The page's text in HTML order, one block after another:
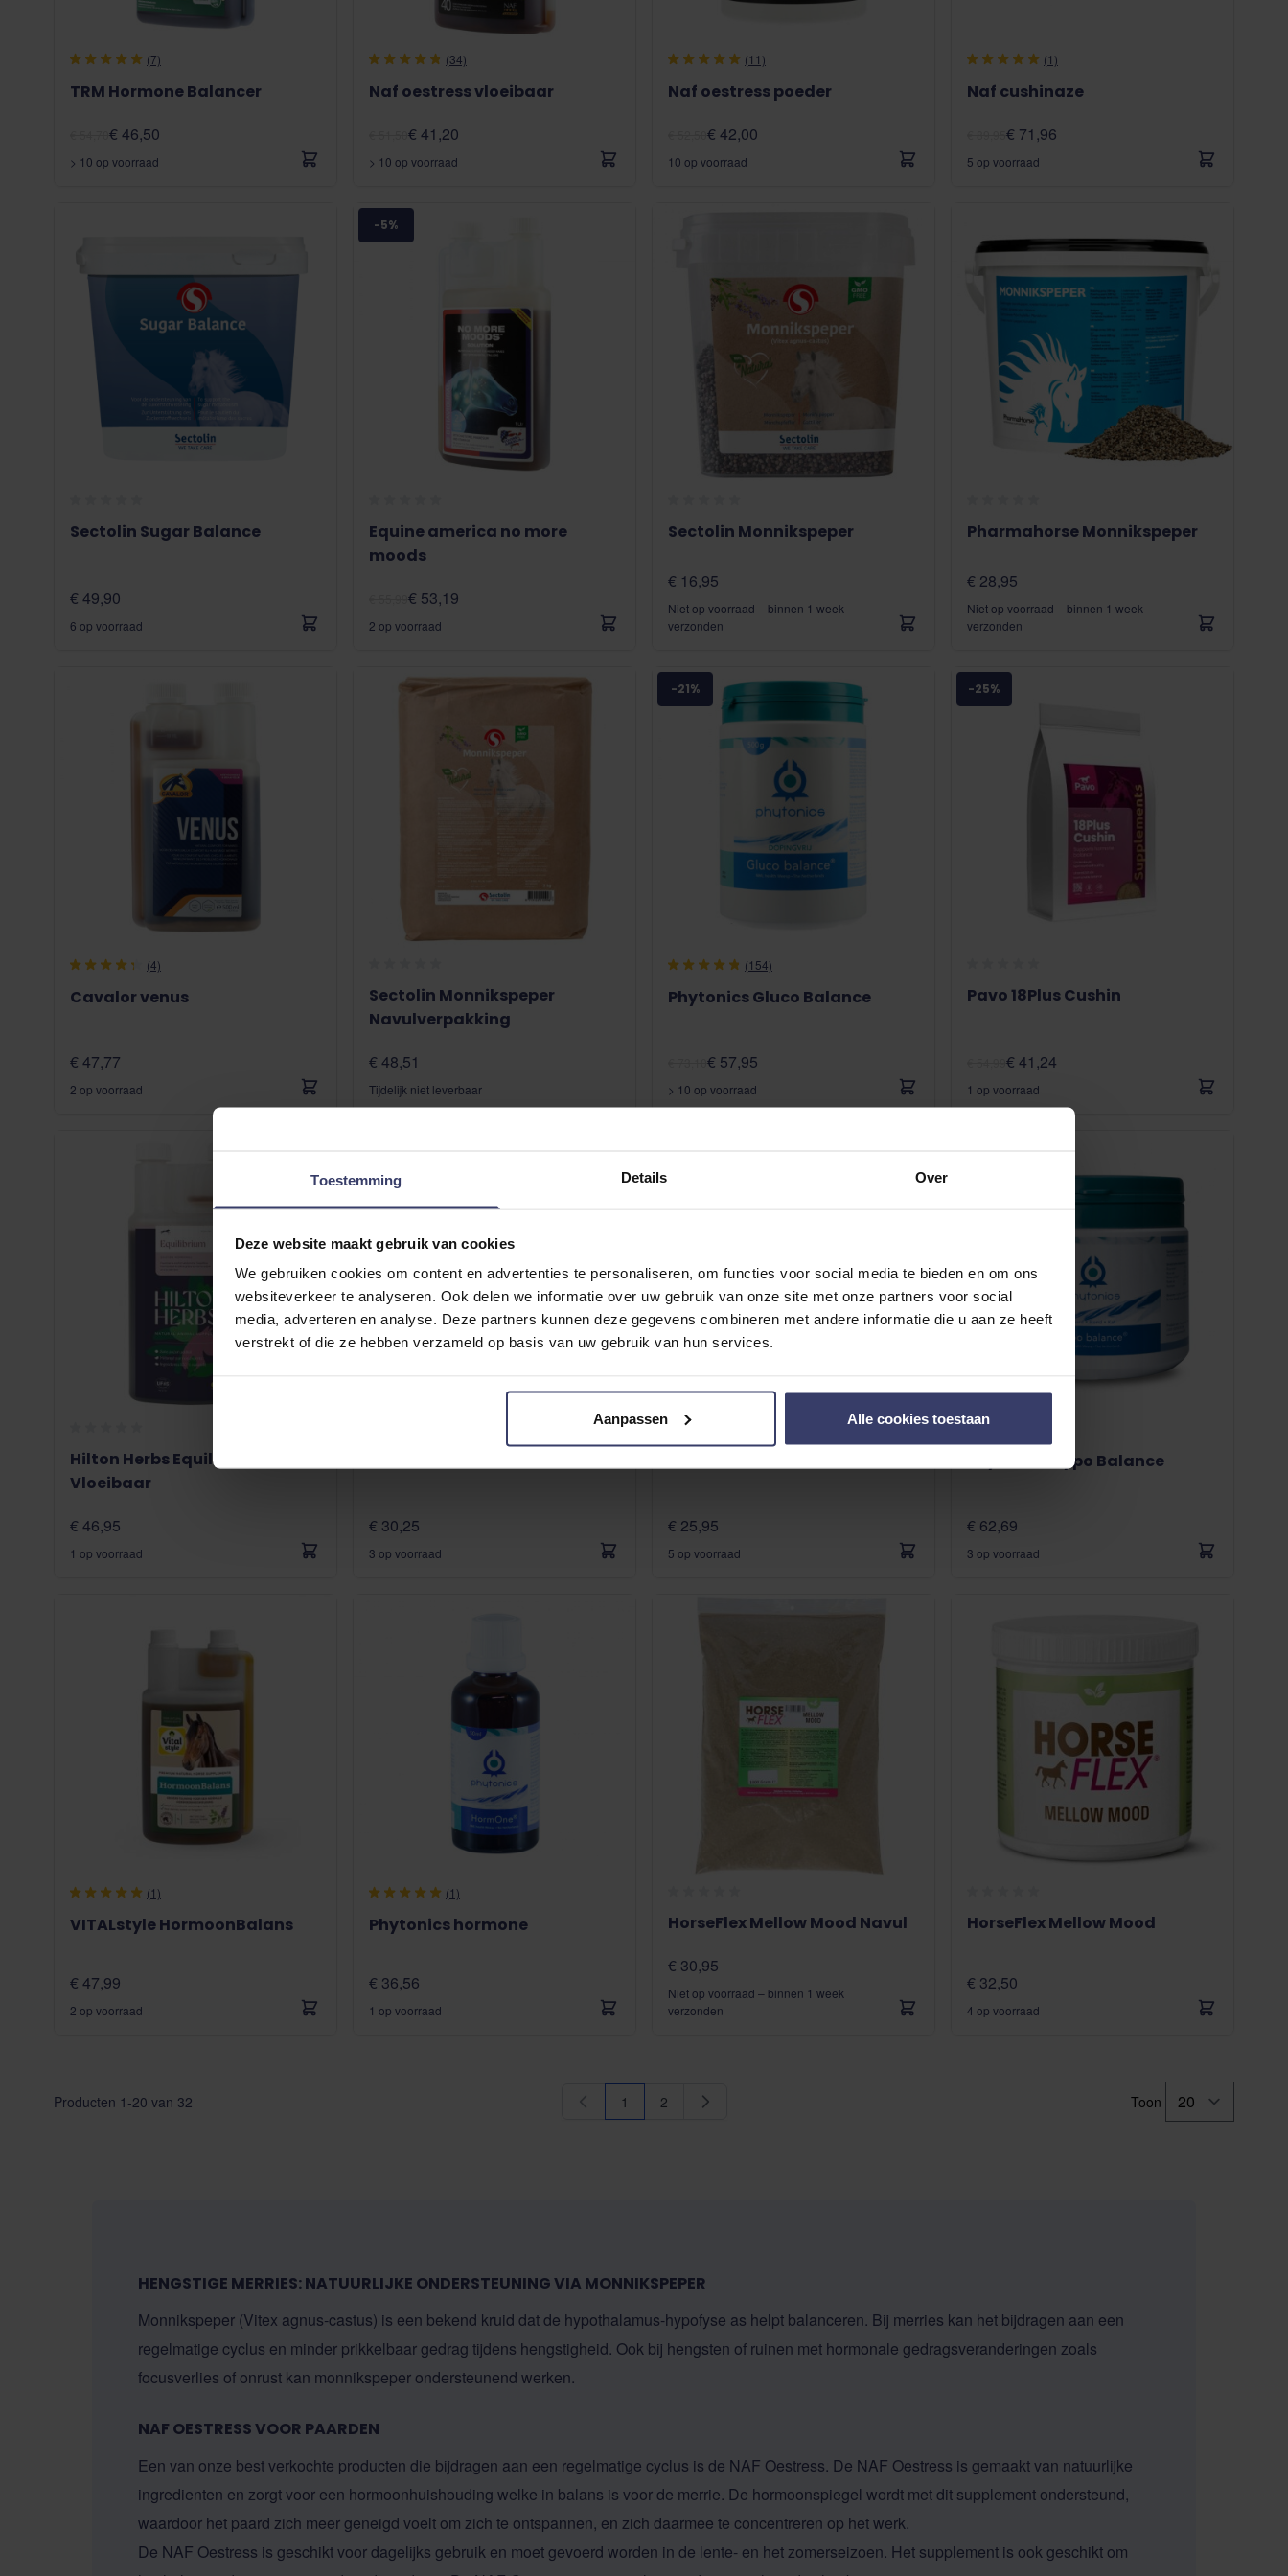
Toestemming Details Over
Deze website maakt gebruik van cookies
We gebruiken cookies om content en advertenties te personaliseren, om functies voor social media te bieden en om ons
websiteverkeer te analyseren. Ook delen we informatie over uw gebruik van onze site met onze partners voor social
media, adverteren en analyse. Deze partners kunnen deze gegevens combineren met andere informatie die u aan ze heeft
verstrekt of die ze hebben verzameld op basis van uw gebruik van hun services.
Aanpassen Alle cookies toestaan
(7)
TRM Hormone Balancer
€ 46,50
> 10 op voorraad
(34)
Naf oestress vloeibaar
€ 41,20
> 10 op voorraad
(11)
Naf oestress poeder
€ 42,00
10 op voorraad
(1)
Naf cushinaze
€ 71,96
5 op voorraad
Sectolin Sugar Balance
€ 49,90
6 op voorraad
-5%
Equine america no more
moods
€ 53,19
2 op voorraad
Sectolin Monnikspeper
€ 16,95
Niet op voorraad – binnen 1 week
verzonden
Pharmahorse Monnikspeper
€ 28,95
Niet op voorraad – binnen 1 week
verzonden
(4)
Cavalor venus
€ 47,77
2 op voorraad
Sectolin Monnikspeper
Navulverpakking
€ 48,51
Tijdelijk niet leverbaar
-21%
(154)
Phytonics Gluco Balance
€ 57,95
> 10 op voorraad
-25%
Pavo 18Plus Cushin
€ 41,24
1 op voorraad
Hilton Herbs Equilibrium
Vloeibaar
€ 46,95
1 op voorraad
€ 30,25
3 op voorraad
€ 25,95
5 op voorraad
Phytonics Hypo Balance
€ 62,69
3 op voorraad
(1)
VITALstyle HormoonBalans
€ 47,99
2 op voorraad
(1)
Phytonics hormone
€ 36,56
1 op voorraad
HorseFlex Mellow Mood Navul
€ 30,95
Niet op voorraad – binnen 1 week
verzonden
HorseFlex Mellow Mood
€ 32,50
4 op voorraad
Producten 1 -20 van 32 U lees momenteel pagina
1 Pagina
2 Toon
HENGSTIGE MERRIES: NATUURLIJKE ONDERSTEUNING VIA MONNIKSPEPER
Monnikspeper (Vitex agnus‑castus) is een bekend kruid dat de hypothalamus-hypofyse as helpt balanceren. Bij merries kan het bijdragen aan een
regelmatige cyclus en minder prikkelbaar gedrag tijdens hengstigheid. Ook bij hengsten of ruinen met hormonale gedragsveranderingen zoals
focusverlies of onrust kan monnikspeper ondersteunend werken.
NAF OESTRESS VOOR PAARDEN
Een van onze best verkochte producten die bijdragen aan een regelmatige cyclus is de NAF Oestress. De NAF Oestress is gemaakt van natuurlijke
ingredienten en zorgt voor een hormoonhuishouding welke in balans is voor de merrie. De hormoonspiegel wordt met dit supplement ondersteund,
waardoor het paard zich meer geneigd voelt om zich te ontspannen, en zich daarmee te concentreren op het werk.
De NAF Oestress is geschikt voor dagelijks gebruik en moet gevoerd worden in de lente- en het zomerseizoen. Het supplement is ook geschikt om